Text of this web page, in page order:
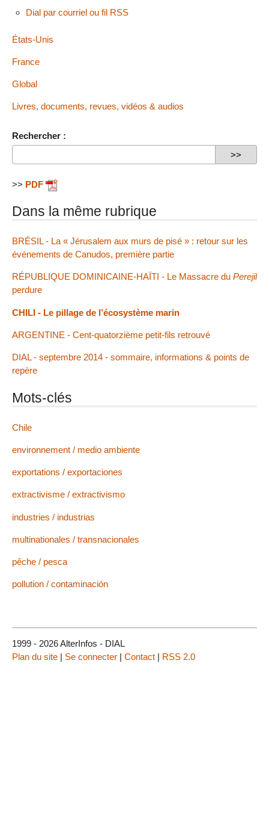
Dial par courriel ou fil RSS
États-Unis
France
Global
Livres, documents, revues, vidéos & audios
Rechercher :
>> PDF
Dans la même rubrique
BRÉSIL - La « Jérusalem aux murs de pisé » : retour sur les
événements de Canudos, première partie
RÉPUBLIQUE DOMINICAINE-HAÏTI - Le Massacre du Perejil
perdure
CHILI - Le pillage de l’écosystème marin
ARGENTINE - Cent-quatorzième petit-fils retrouvé
DIAL - septembre 2014 - sommaire, informations & points de
repère
Mots-clés
Chile
environnement / medio ambiente
exportations / exportaciones
extractivisme / extractivismo
industries / industrias
multinationales / transnacionales
pêche / pesca
pollution / contaminación
1999 - 2026 AlterInfos - DIAL
Plan du site | Se connecter | Contact | RSS 2.0